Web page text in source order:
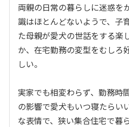
両親の日常の暮らしに迷惑を
識はほとんどないようで、子
た母親が愛犬の世話をする楽
か、在宅勤務の変型をむしろ
しい。
実家でも相変わらず、勤務時
の影響で愛犬もいつ寝たらい
な表情で、狭い集合住宅で暮